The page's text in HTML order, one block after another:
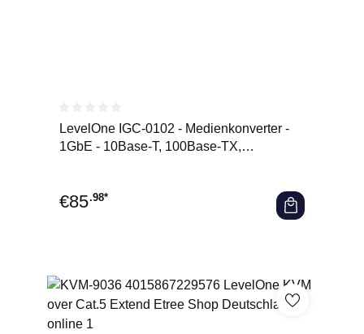
Durchschnittliche Bewertung von 0 von 5 Sternen
LevelOne IGC-0102 - Medienkonverter -
1GbE - 10Base-T, 100Base-TX,
€85.98*